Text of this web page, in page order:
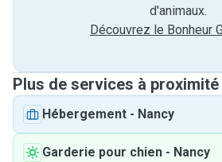
d'animaux.
Découvrez le Bonheur
Plus de services à
Hébergement - Nancy
Garderie pour chien - Nancy